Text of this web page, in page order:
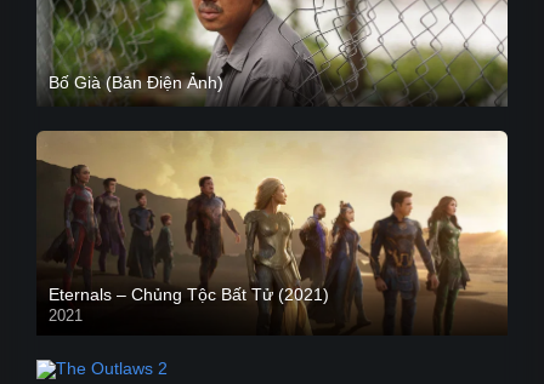
Bố Già (Bản Điện Ảnh)
Eternals – Chủng Tộc Bất Tử (2021)
2021
Trailer